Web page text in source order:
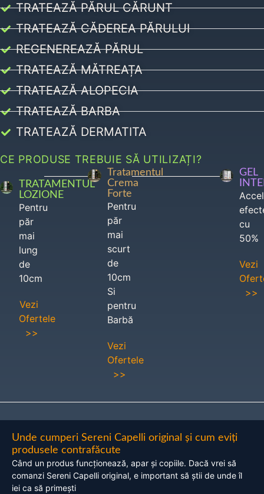
TRATEAZĂ PĂRUL CĂRUNT
TRATEAZĂ CĂDEREA PĂRULUI
REGENEREAZĂ PĂRUL
TRATEAZĂ MĂTREAȚA
TRATEAZĂ ALOPECIA
TRATEAZĂ BARBA
TRATEAZĂ DERMATITA
CE PRODUSE TREBUIE SĂ UTILIZAȚI?
TRATAMENTUL
LOZIONE
Pentru
păr
mai
lung
de
10cm
Vezi
Ofertele
>>
Tratamentul
Crema
Forte
Pentru
păr
mai
scurt
de
10cm
Si
pentru
Barbă
Vezi
Ofertele
>>
GEL
cu
50%
Vezi
>>
Unde cumperi Sereni Capelli original și cum eviți
produsele contrafăcute
Când un produs funcționează, apar și copiile. Dacă vrei să
comanzi Sereni Capelli original, e important să știi de unde îl
iei ca să primești